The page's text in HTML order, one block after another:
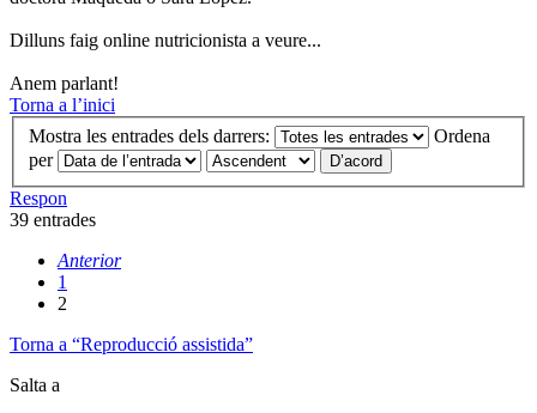
Dilluns faig online nutricionista a veure...
Anem parlant!
Torna a l’inici
Mostra les entrades dels darrers:
Ordena
per
Respon
39 entrades
Anterior
1
2
Torna a “Reproducció assistida”
Salta a